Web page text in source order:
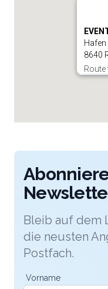
Hafen
8640
Route
Bleib auf dem
die neusten
Postfach.
Vorname